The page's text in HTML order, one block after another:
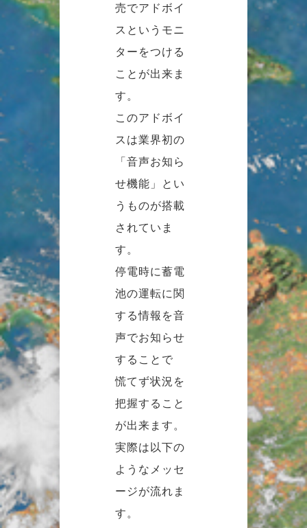
売でアドボイ
スというモニ
ターをつける
ことが出来ま
す。
このアドボイ
スは業界初の
「音声お知ら
せ機能」とい
うものが搭載
されていま
す。
停電時に蓄電
池の運転に関
する情報を音
声でお知らせ
することで
慌てず状況を
把握すること
が出来ます。
実際は以下の
ようなメッセ
ージが流れま
す。